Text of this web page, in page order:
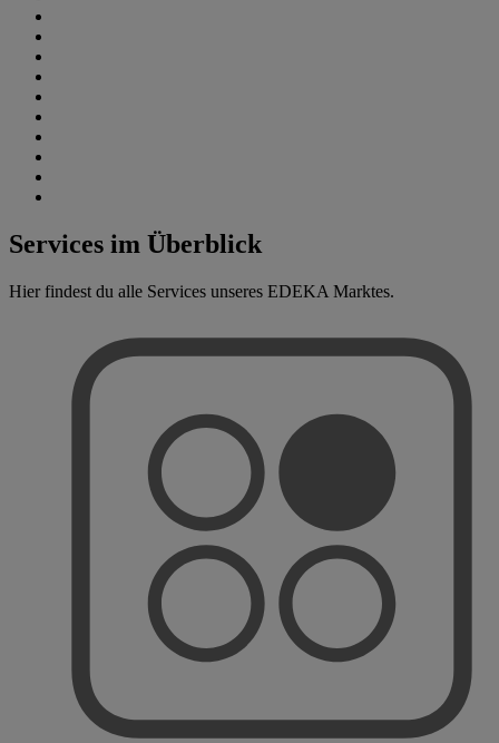
Services im Überblick
Hier findest du alle Services unseres EDEKA Marktes.